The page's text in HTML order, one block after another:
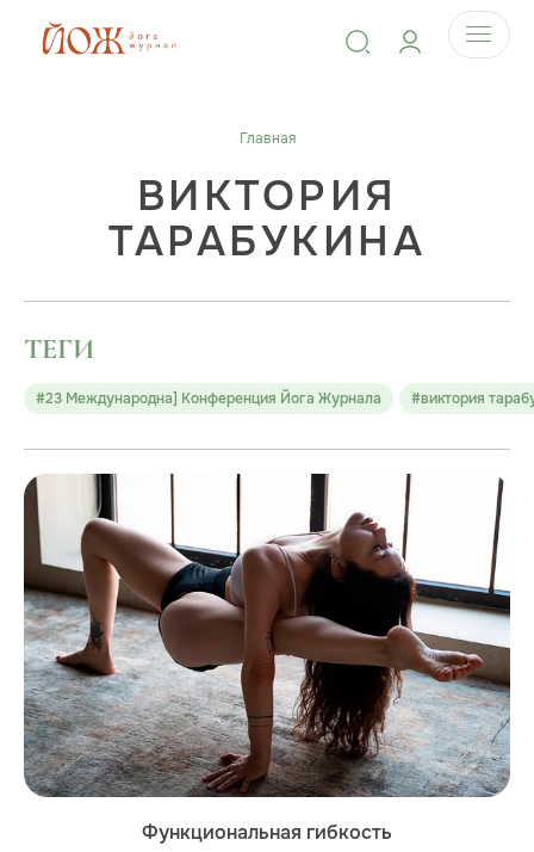
Главная
ВИКТОРИЯ
ТАРАБУКИНА
ТЕГИ
#23 Международна] Конференция Йога Журнала #виктория
Функциональная гибкость